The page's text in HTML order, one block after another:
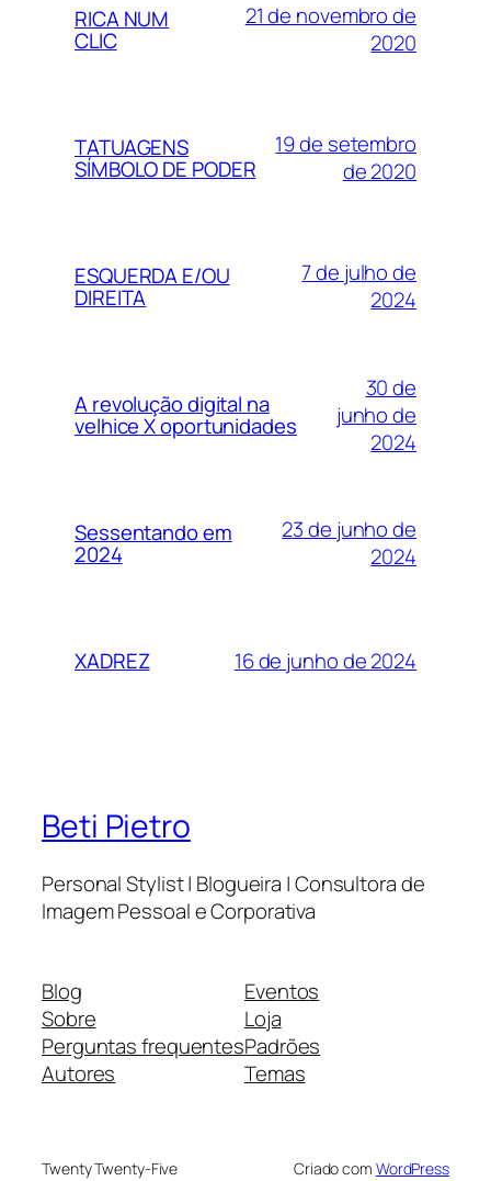
RICA NUM
CLIC
21 de novembro de
2020
TATUAGENS
SÍMBOLO DE PODER
19 de setembro
de 2020
ESQUERDA E/OU
DIREITA
7 de julho de
2024
A revolução digital na
velhice X oportunidades
30 de
junho de
2024
Sessentando em
2024
23 de junho de
2024
XADREZ 16 de junho de 2024
Beti Pietro
Personal Stylist | Blogueira | Consultora de
Imagem Pessoal e Corporativa
Blog
Sobre
Perguntas frequentes
Autores
Eventos
Loja
Padrões
Temas
Twenty Twenty-Five Criado com WordPress